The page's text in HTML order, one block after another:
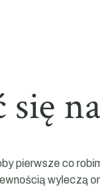
się
pierwsze co
wyleczą